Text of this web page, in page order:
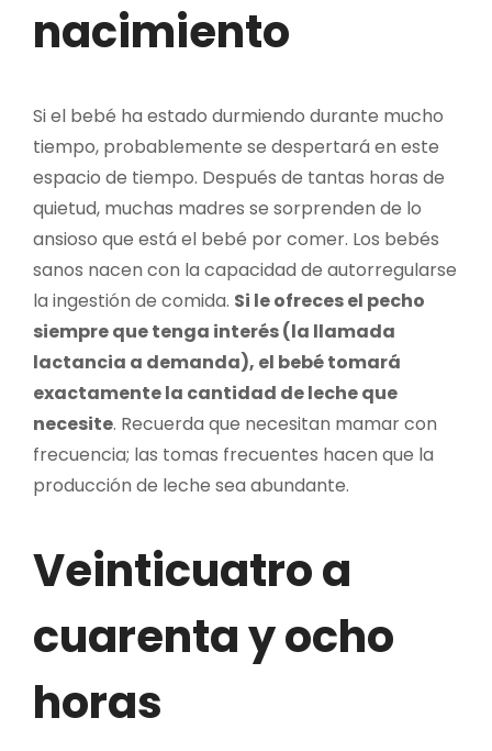
nacimiento
Si el bebé ha estado durmiendo durante mucho
tiempo, probablemente se despertará en este
espacio de tiempo. Después de tantas horas de
quietud, muchas madres se sorprenden de lo
ansioso que está el bebé por comer. Los bebés
sanos nacen con la capacidad de autorregularse
la ingestión de comida. Si le ofreces el pecho
siempre que tenga interés (la llamada
lactancia a demanda), el bebé tomará
exactamente la cantidad de leche que
necesite. Recuerda que necesitan mamar con
frecuencia; las tomas frecuentes hacen que la
producción de leche sea abundante.
Veinticuatro a
cuarenta y ocho
horas